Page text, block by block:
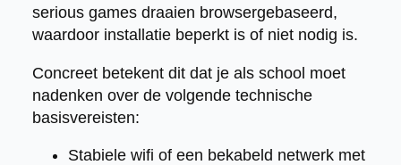
serious games draaien browsergebaseerd,
waardoor installatie beperkt is of niet nodig is.
Concreet betekent dit dat je als school moet
nadenken over de volgende technische
basisvereisten:
Stabiele wifi of een bekabeld netwerk met